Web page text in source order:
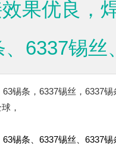
果优良，
6337锡丝
锡条，6337锡丝，6337
，
锡条、6337锡丝、6337